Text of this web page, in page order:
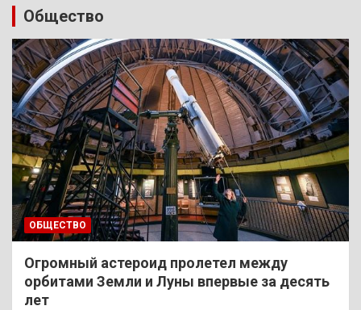
Общество
ОБЩЕСТВО
Огромный астероид пролетел между
орбитами Земли и Луны впервые за десять
лет